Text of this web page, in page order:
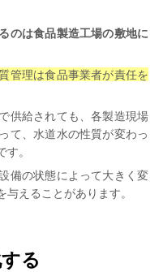
のは食品製造工場の敷地に
管理は食品事業者が責任を
供給されても、各製造現場
て、水道水の性質が変わっ
。
備の状態によって大きく変
えることがあります。
る